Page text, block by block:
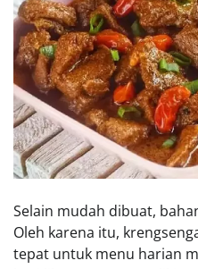
Selain mudah dibuat,
Oleh karena itu,
tepat untuk menu harian